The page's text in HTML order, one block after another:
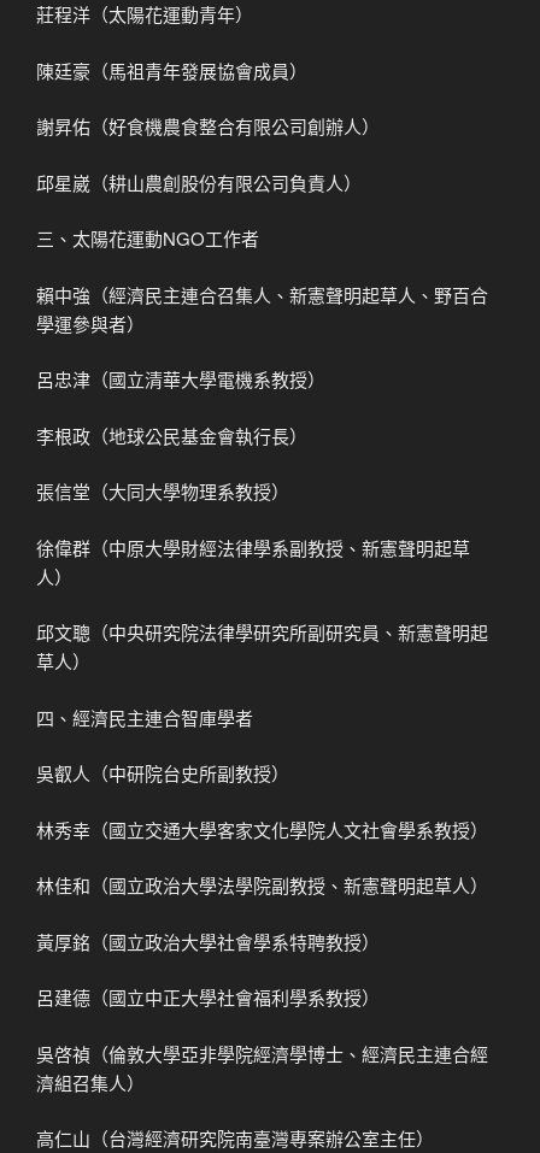
莊程洋（太陽花運動青年）
陳廷豪（馬祖青年發展協會成員）
謝昇佑（好食機農食整合有限公司創辦人）
邱星崴（耕山農創股份有限公司負責人）
三、太陽花運動NGO工作者
賴中強（經濟民主連合召集人、新憲聲明起草人、野百合
學運參與者）
呂忠津（國立清華大學電機系教授）
李根政（地球公民基金會執行長）
張信堂（大同大學物理系教授）
徐偉群（中原大學財經法律學系副教授、新憲聲明起草
人）
邱文聰（中央研究院法律學研究所副研究員、新憲聲明起
草人）
四、經濟民主連合智庫學者
吳叡人（中研院台史所副教授）
林秀幸（國立交通大學客家文化學院人文社會學系教授）
林佳和（國立政治大學法學院副教授、新憲聲明起草人）
黃厚銘（國立政治大學社會學系特聘教授）
呂建德（國立中正大學社會福利學系教授）
吳啓禎（倫敦大學亞非學院經濟學博士、經濟民主連合經
濟組召集人）
高仁山（台灣經濟研究院南臺灣專案辦公室主任）